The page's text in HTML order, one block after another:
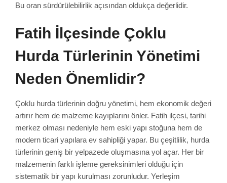
Bu oran sürdürülebilirlik açısından oldukça değerlidir.
Fatih İlçesinde Çoklu
Hurda Türlerinin Yönetimi
Neden Önemlidir?
Çoklu hurda türlerinin doğru yönetimi, hem ekonomik değeri
artırır hem de malzeme kayıplarını önler. Fatih ilçesi, tarihi
merkez olması nedeniyle hem eski yapı stoğuna hem de
modern ticari yapılara ev sahipliği yapar. Bu çeşitlilik, hurda
türlerinin geniş bir yelpazede oluşmasına yol açar. Her bir
malzemenin farklı işleme gereksinimleri olduğu için
sistematik bir yapı kurulması zorunludur. Yerleşim